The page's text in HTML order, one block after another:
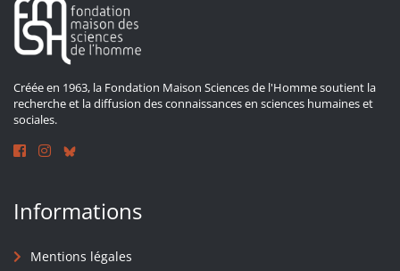
Créée en 1963, la Fondation Maison Sciences de l'Homme soutient la
recherche et la diffusion des connaissances en sciences humaines et
sociales.
Informations
Mentions légales